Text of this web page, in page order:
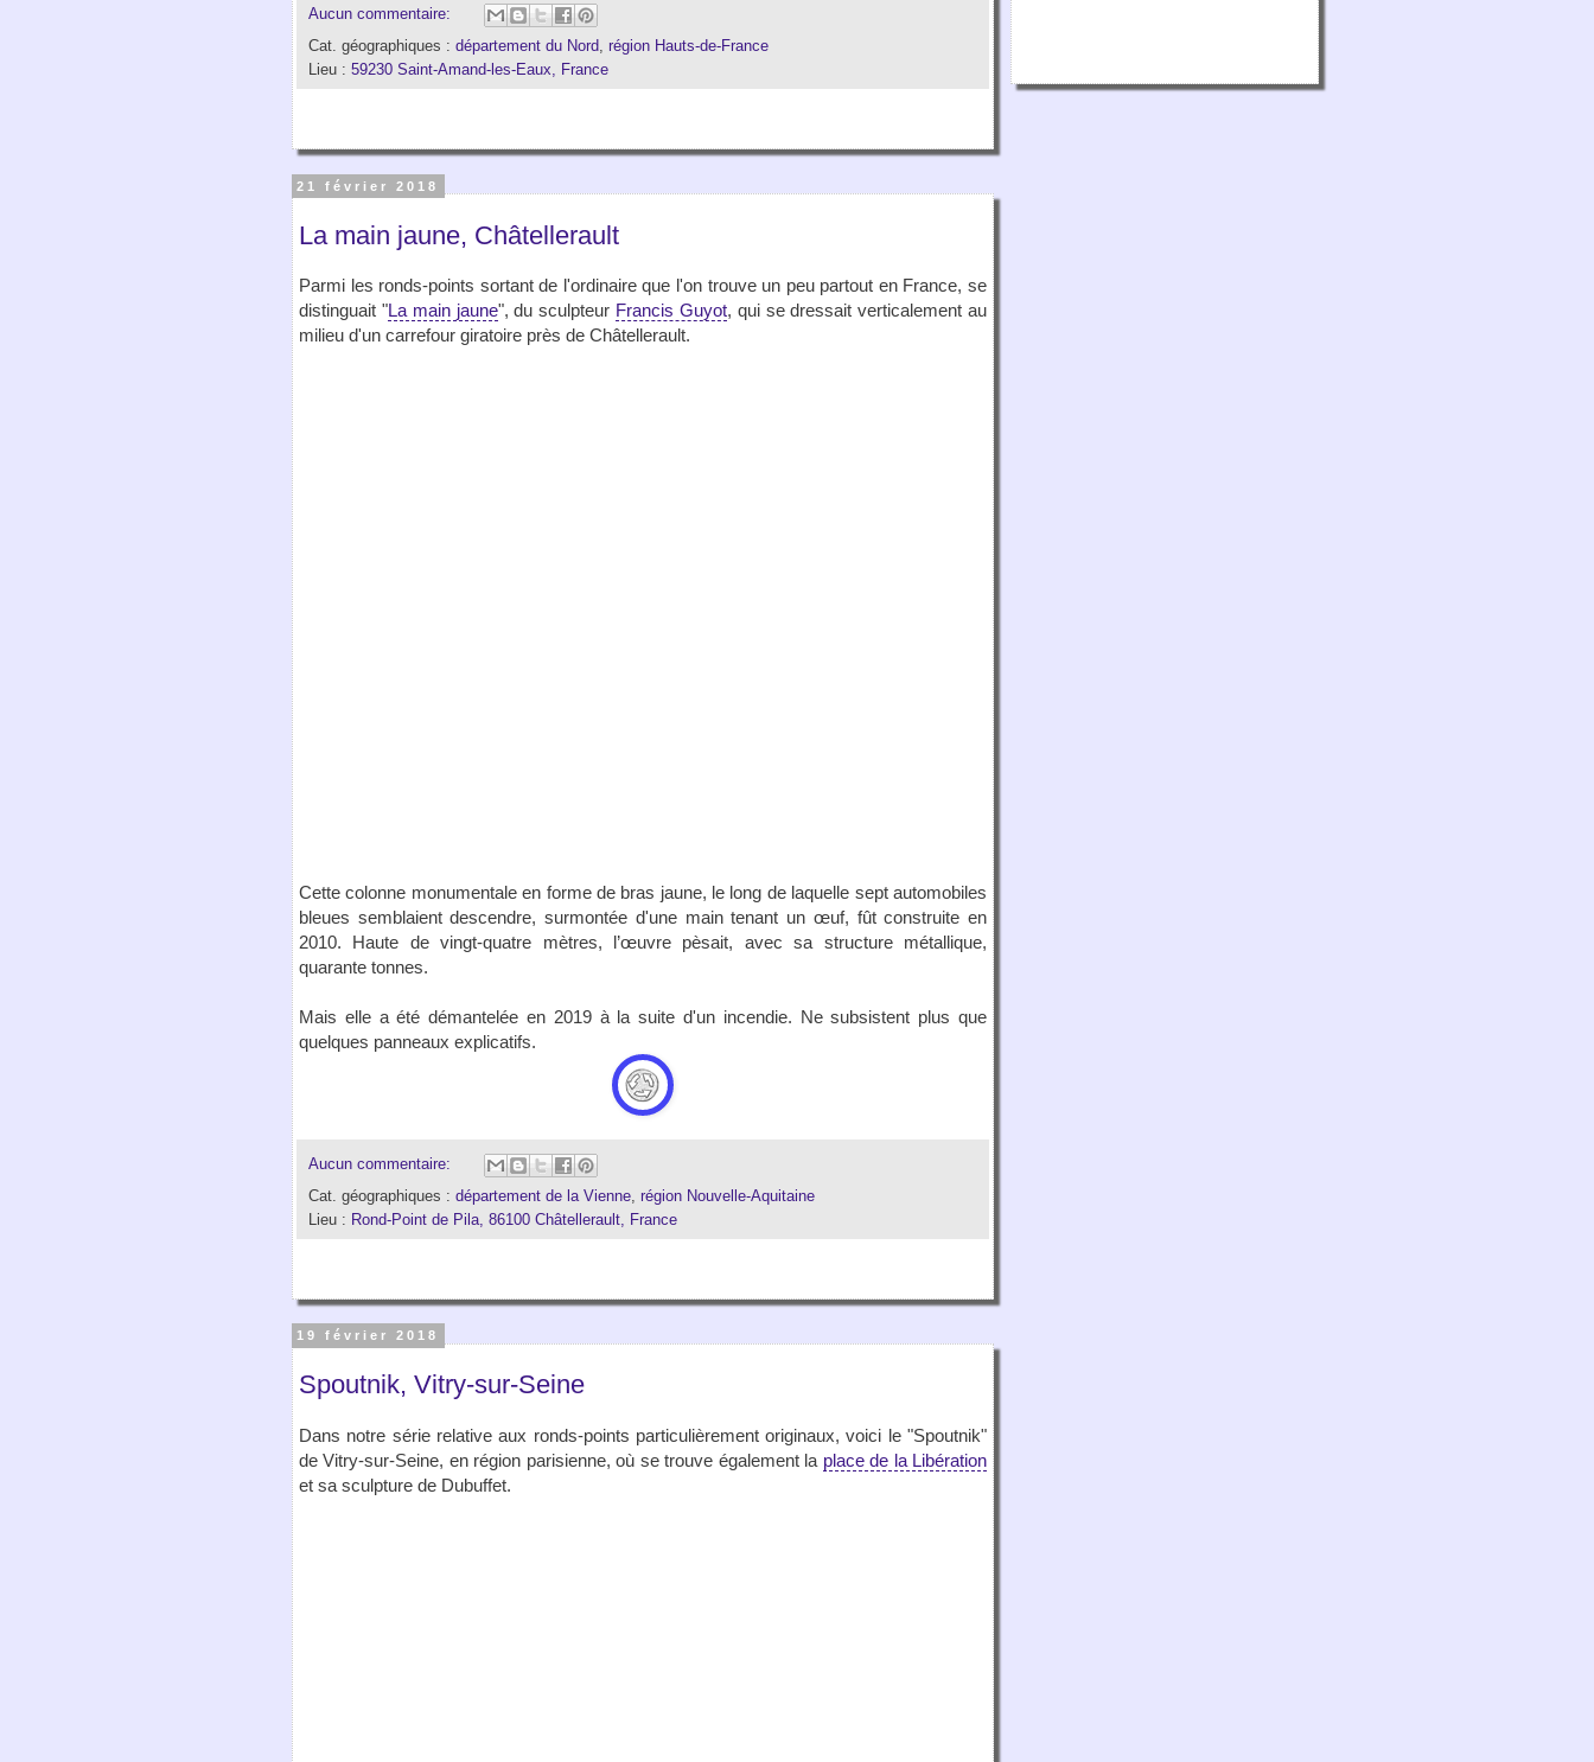
Aucun commentaire:
Cat. géographiques : département du Nord, région Hauts-de-France
Lieu : 59230 Saint-Amand-les-Eaux, France
21 février 2018
La main jaune, Châtellerault
Parmi les ronds-points sortant de l'ordinaire que l'on trouve un peu partout en France, se
distinguait "La main jaune", du sculpteur Francis Guyot, qui se dressait verticalement au
milieu d'un carrefour giratoire près de Châtellerault.
Cette colonne monumentale en forme de bras jaune, le long de laquelle sept automobiles
bleues semblaient descendre, surmontée d'une main tenant un œuf, fût construite en
2010. Haute de vingt-quatre mètres, l’œuvre pèsait, avec sa structure métallique,
quarante tonnes.
Mais elle a été démantelée en 2019 à la suite d'un incendie. Ne subsistent plus que
quelques panneaux explicatifs.
Aucun commentaire:
Cat. géographiques : département de la Vienne région Nouvelle-Aquitaine
Lieu : Rond-Point de Pila, 86100 Châtellerault, France
19 février 2018
Spoutnik, Vitry-sur-Seine
Dans notre série relative aux ronds-points particulièrement originaux, voici le "Spoutnik"
de Vitry-sur-Seine, en région parisienne, où se trouve également la place de la Libération
et sa sculpture de Dubuffet.